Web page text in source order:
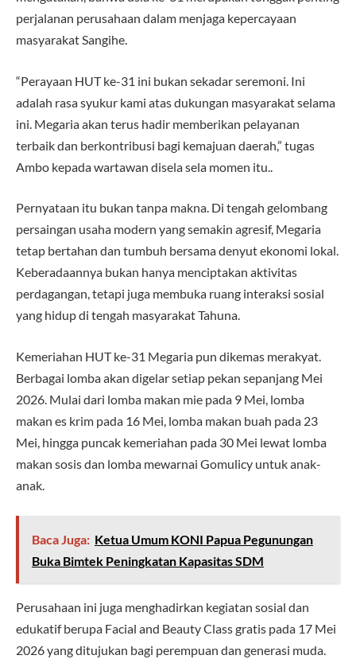
perjalanan perusahaan dalam menjaga kepercayaan
masyarakat Sangihe.
“Perayaan HUT ke-31 ini bukan sekadar seremoni. Ini
adalah rasa syukur kami atas dukungan masyarakat selama
ini. Megaria akan terus hadir memberikan pelayanan
terbaik dan berkontribusi bagi kemajuan daerah,” tugas
Ambo kepada wartawan disela sela momen itu..
Pernyataan itu bukan tanpa makna. Di tengah gelombang
persaingan usaha modern yang semakin agresif, Megaria
tetap bertahan dan tumbuh bersama denyut ekonomi lokal.
Keberadaannya bukan hanya menciptakan aktivitas
perdagangan, tetapi juga membuka ruang interaksi sosial
yang hidup di tengah masyarakat Tahuna.
Kemeriahan HUT ke-31 Megaria pun dikemas merakyat.
Berbagai lomba akan digelar setiap pekan sepanjang Mei
2026. Mulai dari lomba makan mie pada 9 Mei, lomba
makan es krim pada 16 Mei, lomba makan buah pada 23
Mei, hingga puncak kemeriahan pada 30 Mei lewat lomba
makan sosis dan lomba mewarnai Gomulicy untuk anak-
anak.
Baca Juga: Ketua Umum KONI Papua Pegunungan
Buka Bimtek Peningkatan Kapasitas SDM
Perusahaan ini juga menghadirkan kegiatan sosial dan
edukatif berupa Facial and Beauty Class gratis pada 17 Mei
2026 yang ditujukan bagi perempuan dan generasi muda.